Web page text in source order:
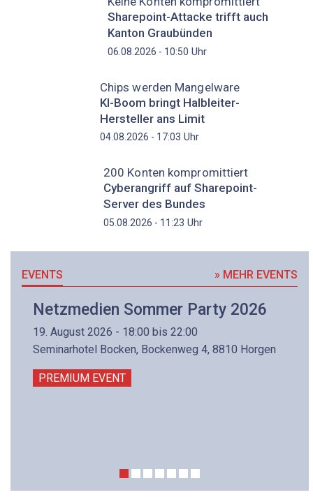
Sharepoint-Attacke trifft auch
Kanton Graubünden
06.08.2026 - 10:50 Uhr
Chips werden Mangelware
KI-Boom bringt Halbleiter-
Hersteller ans Limit
04.08.2026 - 17:03 Uhr
200 Konten kompromittiert
Cyberangriff auf Sharepoint-
Server des Bundes
05.08.2026 - 11:23 Uhr
EVENTS » MEHR EVENTS
Netzmedien Sommer Party 2026
19. August 2026 - 18:00 bis 22:00
Seminarhotel Bocken, Bockenweg 4, 8810 Horgen
PREMIUM EVENT